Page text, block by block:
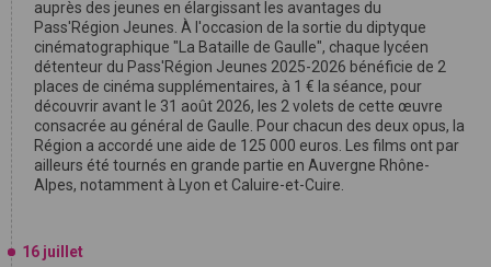
auprès des jeunes en élargissant les avantages du
Pass'Région Jeunes. À l'occasion de la sortie du diptyque
cinématographique "La Bataille de Gaulle", chaque lycéen
détenteur du Pass'Région Jeunes 2025-2026 bénéficie de 2
places de cinéma supplémentaires, à 1 € la séance, pour
découvrir avant le 31 août 2026, les 2 volets de cette œuvre
consacrée au général de Gaulle. Pour chacun des deux opus, la
Région a accordé une aide de 125 000 euros. Les films ont par
ailleurs été tournés en grande partie en Auvergne Rhône-
Alpes, notamment à Lyon et Caluire-et-Cuire.
16 juillet